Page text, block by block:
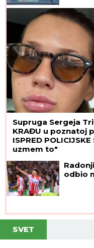
Supruga Sergeja
KRAĐU u poznatoj
ISPRED
uzmem to"
odbio
SVET